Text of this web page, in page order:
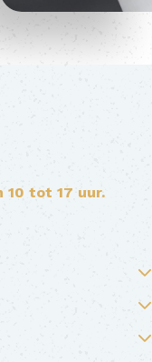
10 tot 17 uur.